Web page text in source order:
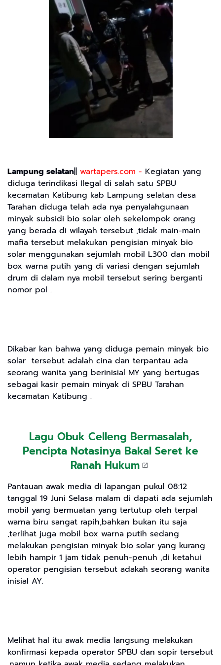
Lampung selatan wartapers.com - Kegiatan yang
diduga terindikasi Ilegal di salah satu SPBU
kecamatan Katibung kab Lampung selatan desa
Tarahan diduga telah ada nya penyalahgunaan
minyak subsidi bio solar oleh sekelompok orang
yang berada di wilayah tersebut ,tidak main-main
mafia tersebut melakukan pengisian minyak bio
solar menggunakan sejumlah mobil L300 dan mobil
box warna putih yang di variasi dengan sejumlah
drum di dalam nya mobil tersebut sering berganti
nomor pol .
Dikabar kan bahwa yang diduga pemain minyak bio
solar tersebut adalah cina dan terpantau ada
seorang wanita yang berinisial MY yang bertugas
sebagai kasir pemain minyak di SPBU Tarahan
kecamatan Katibung .
Lagu Obuk Celleng Bermasalah,
Pencipta Notasinya Bakal Seret ke
Ranah Hukum
Pantauan awak media di lapangan pukul 08:12
tanggal 19 Juni Selasa malam di dapati ada sejumlah
mobil yang bermuatan yang tertutup oleh terpal
warna biru sangat rapih,bahkan bukan itu saja
,terlihat juga mobil box warna putih sedang
melakukan pengisian minyak bio solar yang kurang
lebih hampir 1 jam tidak penuh-penuh ,di ketahui
operator pengisian tersebut adakah seorang wanita
inisial AY.
Melihat hal itu awak media langsung melakukan
konfirmasi kepada operator SPBU dan sopir tersebut